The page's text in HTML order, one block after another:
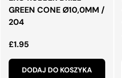
GREEN CONE Ø10,0MM /
204
Normalna cena
£1.95
DODAJ DO KOSZYKA